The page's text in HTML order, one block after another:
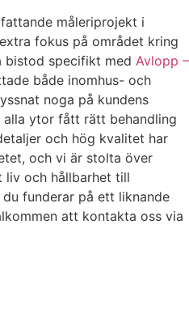
måleriprojekt i
fokus på området kring
bistod specifikt med Avlopp –
både inomhus- och
noga på kundens
ytor fått rätt behandling
och hög kvalitet har
och vi är stolta över
liv och hållbarhet till
funderar på ett liknande
att kontakta oss via